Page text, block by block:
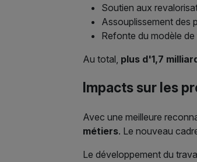
Soutien aux
Assouplissement des
Refonte du modèle
Au total, plus d'1,7
Impacts sur les
Avec une meilleure
métiers. Le nouveau
Le développement du